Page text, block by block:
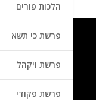
הלכות פורים
פרשת כי תשא
פרשת ויקהל
פרשת פקודי